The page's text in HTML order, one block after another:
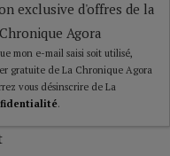
exclusive d'offres de la
Agora
mon e-mail saisi soit utilisé,
gratuite de La Chronique Agora
vous désinscrire de La
.